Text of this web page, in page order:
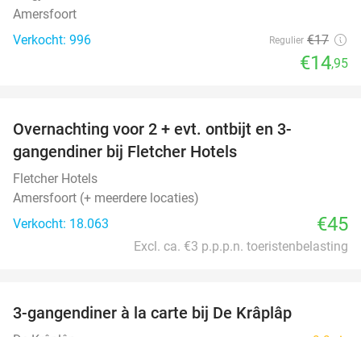
Amersfoort
Verkocht: 996
Regulier €17
€14,95
Overnachting voor 2 + evt. ontbijt en 3-
gangendiner bij Fletcher Hotels
Fletcher Hotels
Amersfoort (+ meerdere locaties)
Verkocht: 18.063
€45
Excl. ca. €3 p.p.p.n. toeristenbelasting
3-gangendiner à la carte bij De Krâplâp